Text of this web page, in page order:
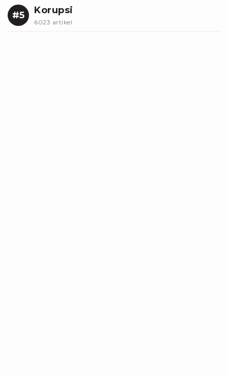
#5 Korupsi
6023 artikel